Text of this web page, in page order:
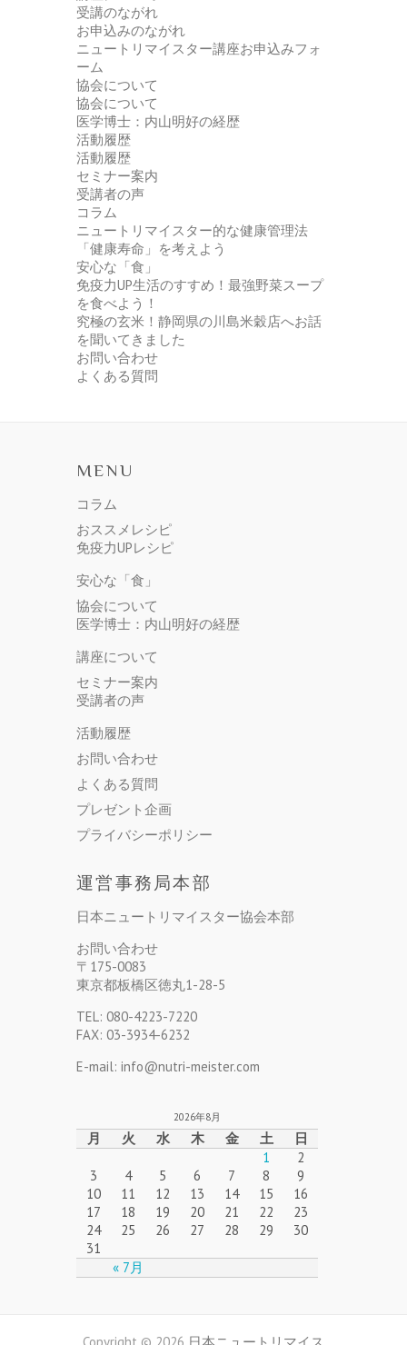
受講のながれ
お申込みのながれ
ニュートリマイスター講座お申込みフォ
ーム
協会について
協会について
医学博士：内山明好の経歴
活動履歴
活動履歴
セミナー案内
受講者の声
コラム
ニュートリマイスター的な健康管理法
「健康寿命」を考えよう
安心な「食」
免疫力UP生活のすすめ！最強野菜スープ
を食べよう！
究極の玄米！静岡県の川島米穀店へお話
を聞いてきました
お問い合わせ
よくある質問
MENU
コラム
おススメレシピ
免疫力UPレシピ
安心な「食」
協会について
医学博士：内山明好の経歴
講座について
セミナー案内
受講者の声
活動履歴
お問い合わせ
よくある質問
プレゼント企画
プライバシーポリシー
運営事務局本部
日本ニュートリマイスター協会本部
お問い合わせ
〒175-0083
東京都板橋区徳丸1-28-5
TEL: 080-4223-7220
FAX: 03-3934-6232
E-mail: info@nutri-meister.com
2026年8月
月 火 水 木 金 土 日
« 7月
1
2
3
4 5 6 7 8
9
10
11 12 13 14 15
16
17
18 19 20 21 22
23
24
25 26 27 28 29
30
31